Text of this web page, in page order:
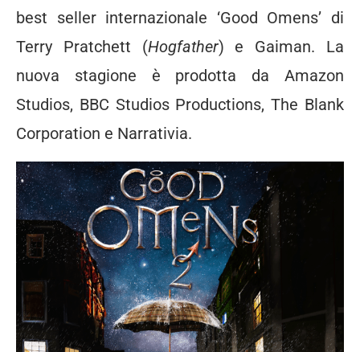
best seller internazionale ‘Good Omens’ di
Terry Pratchett (Hogfather) e Gaiman. La
nuova stagione è prodotta da Amazon
Studios, BBC Studios Productions, The Blank
Corporation e Narrativia.